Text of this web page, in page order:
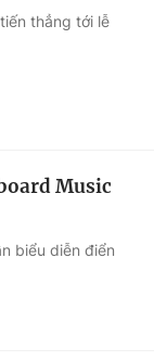
thẳng tới lễ
Music
biểu diễn điển